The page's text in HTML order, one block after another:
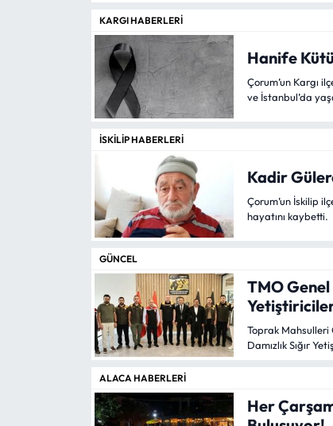
KARGI HABERLERI
Hanife
Çorum’un Kargı
ve İstanbul’da
İSKILIP HABERLERI
Kadir
Çorum’un İskilip
hayatını kaybetti.
GÜNCEL
TMO Genel
Toprak
Damızlık Sığır
ALACA HABERLERI
Her
Kargı Haberleri
Kültür Sanat
Laçin Haberleri
Magazin
Mecitözü Haberleri